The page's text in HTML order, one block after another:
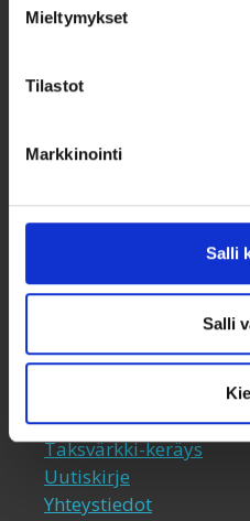
Mieltymykset
Tilastot
Markkinointi
Salli
Salli
Taksvärkki ry
00530 Helsinki
050 341 5507
Taksvärkki-keräys
Uutiskirje
Yhteystiedot